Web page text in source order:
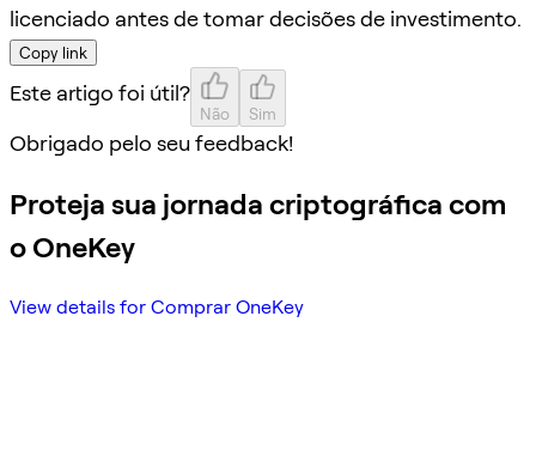
licenciado antes de tomar decisões de investimento.
Copy link
Este artigo foi útil?
Não Sim
Obrigado pelo seu feedback!
Proteja sua jornada criptográfica com
o OneKey
View details for Comprar OneKey